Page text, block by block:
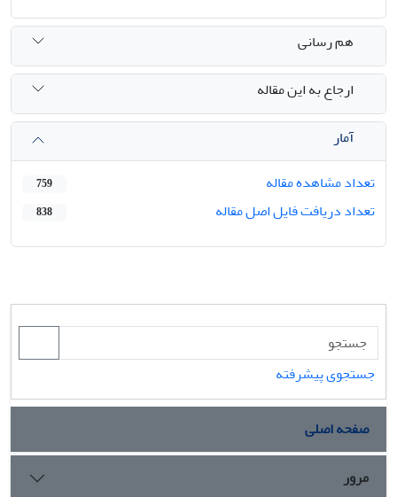
هم رسانی
ارجاع به این مقاله
آمار
تعداد مشاهده مقاله
759
تعداد دریافت فایل اصل مقاله 838
جستجوی پیشرفته
صفحه اصلی
مرور